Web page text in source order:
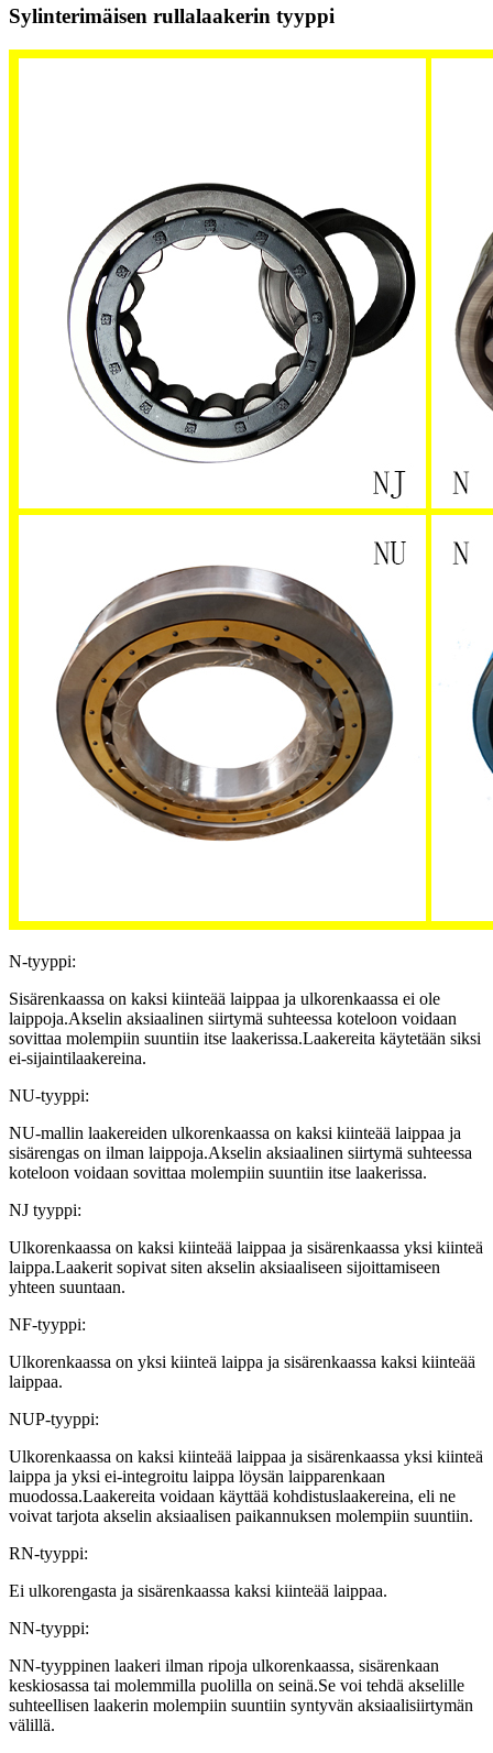
Sylinterimäisen rullalaakerin tyyppi
N-tyyppi:
Sisärenkaassa on kaksi kiinteää laippaa ja ulkorenkaassa ei ole
laippoja.Akselin aksiaalinen siirtymä suhteessa koteloon voidaan
sovittaa molempiin suuntiin itse laakerissa.Laakereita käytetään siksi
ei-sijaintilaakereina.
NU-tyyppi:
NU-mallin laakereiden ulkorenkaassa on kaksi kiinteää laippaa ja
sisärengas on ilman laippoja.Akselin aksiaalinen siirtymä suhteessa
koteloon voidaan sovittaa molempiin suuntiin itse laakerissa.
NJ tyyppi:
Ulkorenkaassa on kaksi kiinteää laippaa ja sisärenkaassa yksi kiinteä
laippa.Laakerit sopivat siten akselin aksiaaliseen sijoittamiseen
yhteen suuntaan.
NF-tyyppi:
Ulkorenkaassa on yksi kiinteä laippa ja sisärenkaassa kaksi kiinteää
laippaa.
NUP-tyyppi:
Ulkorenkaassa on kaksi kiinteää laippaa ja sisärenkaassa yksi kiinteä
laippa ja yksi ei-integroitu laippa löysän laipparenkaan
muodossa.Laakereita voidaan käyttää kohdistuslaakereina, eli ne
voivat tarjota akselin aksiaalisen paikannuksen molempiin suuntiin.
RN-tyyppi:
Ei ulkorengasta ja sisärenkaassa kaksi kiinteää laippaa.
NN-tyyppi:
NN-tyyppinen laakeri ilman ripoja ulkorenkaassa, sisärenkaan
keskiosassa tai molemmilla puolilla on seinä.Se voi tehdä akselille
suhteellisen laakerin molempiin suuntiin syntyvän aksiaalisiirtymän
välillä.